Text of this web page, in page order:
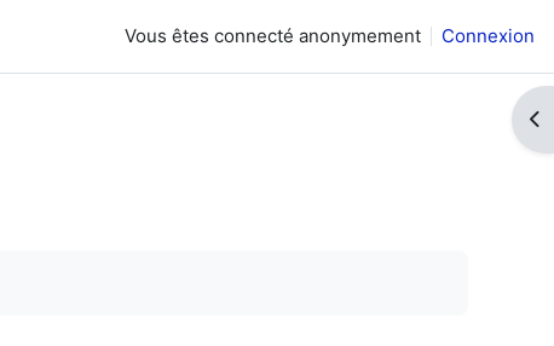
Vous êtes connecté anonymement Connexion